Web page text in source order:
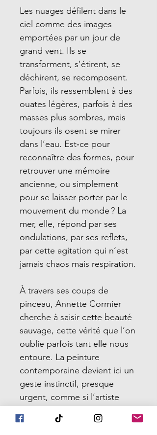
Les nuages défilent dans le
ciel comme des images
emportées par un jour de
grand vent. Ils se
transforment, s’étirent, se
déchirent, se recomposent.
Parfois, ils ressemblent à des
ouates légères, parfois à des
masses plus sombres, mais
toujours ils osent se mirer
dans l’eau. Est‑ce pour
reconnaître des formes, pour
retrouver une mémoire
ancienne, ou simplement
pour se laisser porter par le
mouvement du monde ? La
mer, elle, répond par ses
ondulations, par ses reflets,
par cette agitation qui n’est
jamais chaos mais respiration.
À travers ses coups de
pinceau, Annette Cormier
cherche à saisir cette beauté
sauvage, cette vérité que l’on
oublie parfois tant elle nous
entoure. La peinture
contemporaine devient ici un
geste instinctif, presque
urgent, comme si l’artiste
de ce miracle quotidien avant